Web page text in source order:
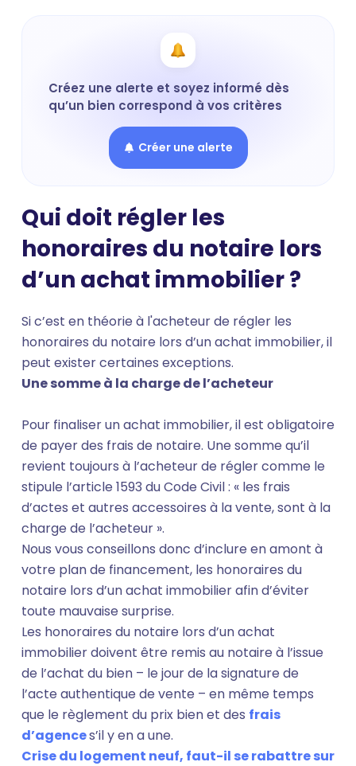
Créez une alerte et soyez informé dès
qu’un bien correspond à vos critères
Créer une alerte
Qui doit régler les
honoraires du notaire lors
d’un achat immobilier ?
Si c’est en théorie à l'acheteur de régler les
honoraires du notaire lors d’un achat immobilier, il
peut exister certaines exceptions.
Une somme à la charge de l’acheteur
Pour finaliser un achat immobilier, il est obligatoire
de payer des frais de notaire. Une somme qu’il
revient toujours à l’acheteur de régler comme le
stipule l’article 1593 du Code Civil : « les frais
d’actes et autres accessoires à la vente, sont à la
charge de l’acheteur ».
Nous vous conseillons donc d’inclure en amont à
votre plan de financement, les honoraires du
notaire lors d’un achat immobilier afin d’éviter
toute mauvaise surprise.
Les honoraires du notaire lors d’un achat
immobilier doivent être remis au notaire à l’issue
de l’achat du bien – le jour de la signature de
l’acte authentique de vente – en même temps
que le règlement du prix bien et des frais
d’agences’il y en a une.
Crise du logement neuf, faut-il se rabattre sur